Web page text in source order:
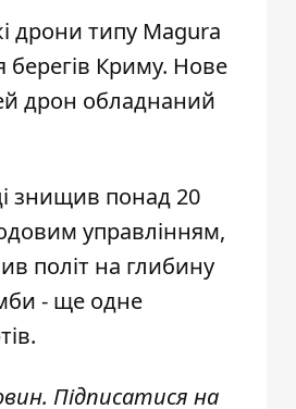
дрони типу Magura
берегів Криму. Нове
дрон обладнаний
знищив понад 20
управлінням,
політ на глибину
- ще одне
Підписатися на